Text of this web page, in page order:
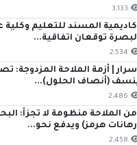
3,133
المسند للتعليم وكلية
توقعان اتفاقية...
2,534
| أزمة الملاحة المزدوجة:
(أنصاف الحلول)...
2,486
الملاحة منظومة لا تجزأ:
هرمز) ويدفع نحو...
2,458